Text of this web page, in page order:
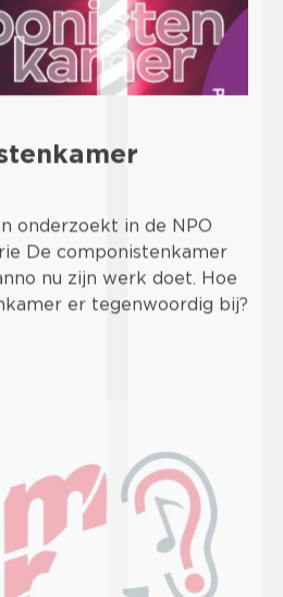
onderzoekt in de NPO
De componistenkamer
nu zijn werk doet. Hoe
er tegenwoordig bij?